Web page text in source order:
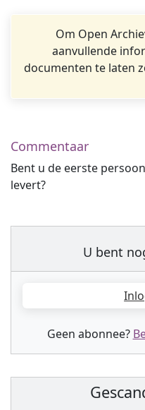
Om Open
aanvullende
documenten te laten
Commentaar
Bent u de eerste
levert?
U bent
Geen abonnee?